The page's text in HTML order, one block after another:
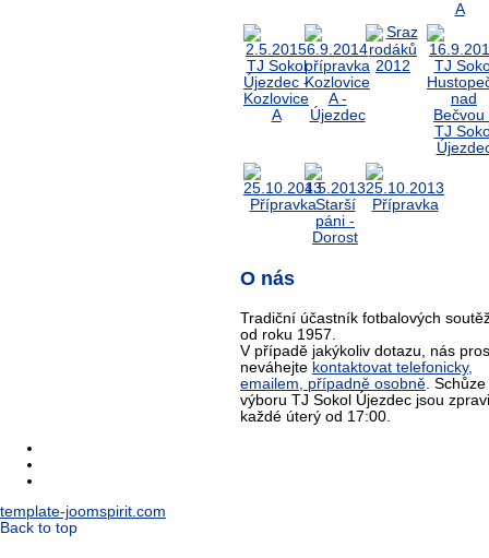
O nás
Tradiční účastník fotbalových
od roku 1957.
V případě jakýkoliv dotazu, nás
neváhejte kontaktovat telefonicky,
emailem, případně osobně. Schůze
výboru TJ Sokol Újezdec jsou
každé úterý od 17:00.
template-joomspirit.com
Back to top